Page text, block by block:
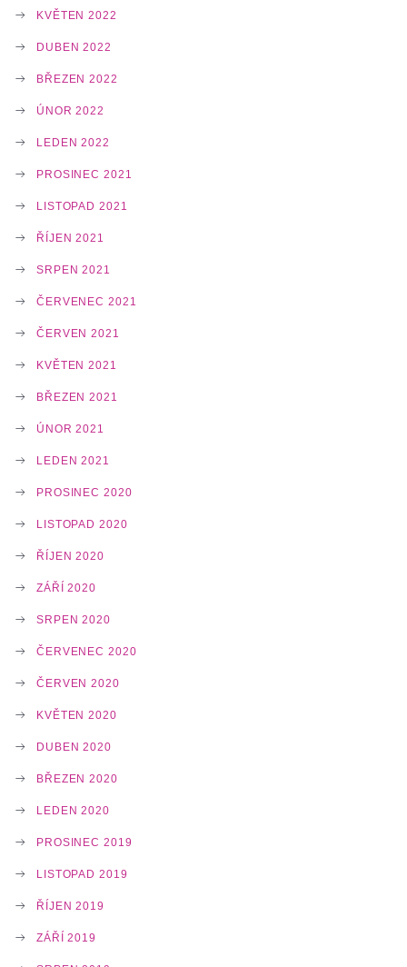
KVĚTEN 2022
DUBEN 2022
BŘEZEN 2022
ÚNOR 2022
LEDEN 2022
PROSINEC 2021
LISTOPAD 2021
ŘÍJEN 2021
SRPEN 2021
ČERVENEC 2021
ČERVEN 2021
KVĚTEN 2021
BŘEZEN 2021
ÚNOR 2021
LEDEN 2021
PROSINEC 2020
LISTOPAD 2020
ŘÍJEN 2020
ZÁŘÍ 2020
SRPEN 2020
ČERVENEC 2020
ČERVEN 2020
KVĚTEN 2020
DUBEN 2020
BŘEZEN 2020
LEDEN 2020
PROSINEC 2019
LISTOPAD 2019
ŘÍJEN 2019
ZÁŘÍ 2019